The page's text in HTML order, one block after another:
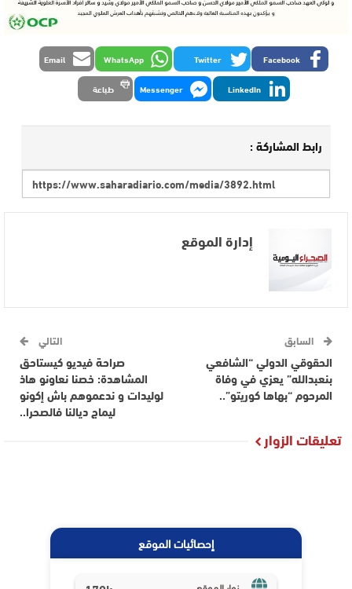
Facebook
Twitter
WhatsApp
Email
LinkedIn
Messenger طباعة
رابط المشاركة :
إدارة الموقع
السابق
الحقوقي الدولي “الشافعي
بنعبدالله” يعزي في وفاة
المرحوم “بهاها كوريتو”..
التالي
صراحة فيديو كيستاحق
المشاهدة: خصنا نعاونو هاذ
لوليدات و ندعموهم باش إكونو
ليماج ديالنا فالصحرا..
تعليقات الزوار
إحصائيات الموقع